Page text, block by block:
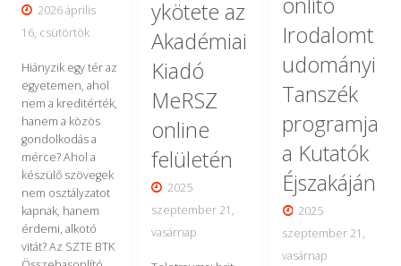
konferencia" workshop-
ja"
2026 április
16, csütörtök
Hiányzik egy tér az
egyetemen, ahol
nem a kreditérték,
hanem a közös
gondolkodás a
mérce? Ahol a
készülő szövegek
nem osztályzatot
kapnak, hanem
érdemi, alkotó
vitát? Az SZTE BTK
Irodalomt
udományi
Tanszék
programja
a Kutatók
Éjszakáján
2025
szeptember 21,
vasárnap
ykötete az
Akadémiai
Kiadó
MeRSZ
online
felületén
2025
szeptember 21,
vasárnap